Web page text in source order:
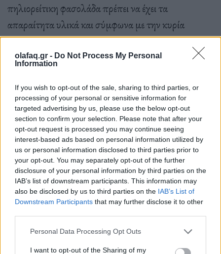
olafaq.gr - Do Not Process My Personal
Information
If you wish to opt-out of the sale, sharing to third parties, or
processing of your personal or sensitive information for
targeted advertising by us, please use the below opt-out
section to confirm your selection. Please note that after your
opt-out request is processed you may continue seeing
interest-based ads based on personal information utilized by
us or personal information disclosed to third parties prior to
your opt-out. You may separately opt-out of the further
disclosure of your personal information by third parties on the
IAB’s list of downstream participants. This information may
also be disclosed by us to third parties on the IAB’s List of
Downstream Participants that may further disclose it to other
Personal Data Processing Opt Outs
I want to opt-out of the Sharing of my
πηλιορείτικη φασολάδα πρέπει να έχει τα
απαραίτητα υλικά και σύμφωνα με την κυρία
Φρόσω Χιώτη με καταγωγή από το Πουρί του
ανατολικού Πηλίου και εξαιρετική μαγείρισσα όλα
είναι απλή.
«Μουλιάζουμε από το προηγούμενο βράδυ τα
φασόλια σε ζεστό νερό. Το πρωί τα ξεπλένουμε και
αφού τσιγαρίσουμε τα ψιλοκομμένα κρεμμύδια, την
καυτερή πιπερίτσα, τα καρότα και το σκόρδο,
ακολούθως ρίχνουμε τη ντομάτα και το σέλινο, μαζί
με το βραστό νερό και ακολουθούν τα φασόλια σε
σιγανή φωτιά μέχρις ότου αρχίσουν να μαλακώνουν
και φυσικά να χυλώσουν. Συμπληρώνουμε και νερό